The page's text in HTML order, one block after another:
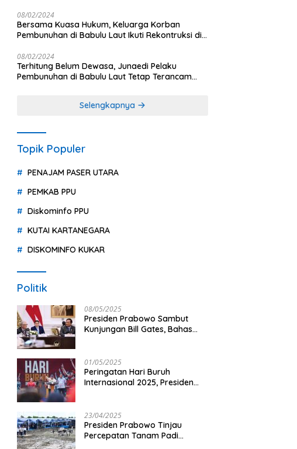
08/02/2024
Bersama Kuasa Hukum, Keluarga Korban
Pembunuhan di Babulu Laut Ikuti Rekontruksi di
08/02/2024
Terhitung Belum Dewasa, Junaedi Pelaku
Pembunuhan di Babulu Laut Tetap Terancam
Selengkapnya
Topik Populer
PENAJAM PASER UTARA
PEMKAB PPU
Diskominfo PPU
KUTAI KARTANEGARA
DISKOMINFO KUKAR
Politik
08/05/2025
Presiden Prabowo Sambut
Kunjungan Bill Gates, Bahas
Pertanian di Indonesia
01/05/2025
Peringatan Hari Buruh
Internasional 2025, Presiden
23/04/2025
Presiden Prabowo Tinjau
Percepatan Tanam Padi